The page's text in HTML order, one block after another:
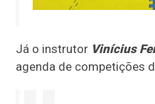
Já o instrutor Vinícius
agenda de competições